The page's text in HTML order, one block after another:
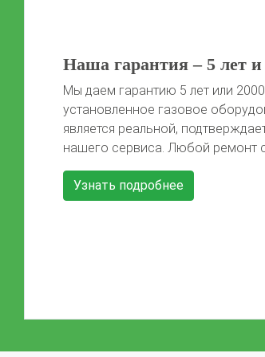
50 литров газа в
Автомобиль той марки, фото
сайте, получает 50 литров газа
Автомобиль должен быть
красивые фото) Акция
Узнать подробнее
Previous